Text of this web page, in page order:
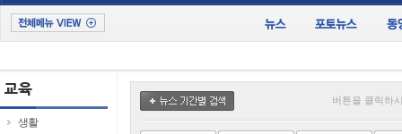
생활
버튼을 클릭하